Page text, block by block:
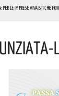
PER LE IMPRESE VIVAISTICHE
IN PROVINCIA CARABINIERI